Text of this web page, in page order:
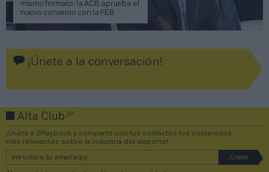
mismo formato: la ACB aprueba el
nuevo convenio con la FEB
¡Únete a la conversación!
Alta Club2P
¡Únete a 2Playbook y comparte con tus contactos los contenidos
más relevantes sobre la industria del deporte!